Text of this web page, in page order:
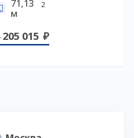
71,13
м
2
205 015